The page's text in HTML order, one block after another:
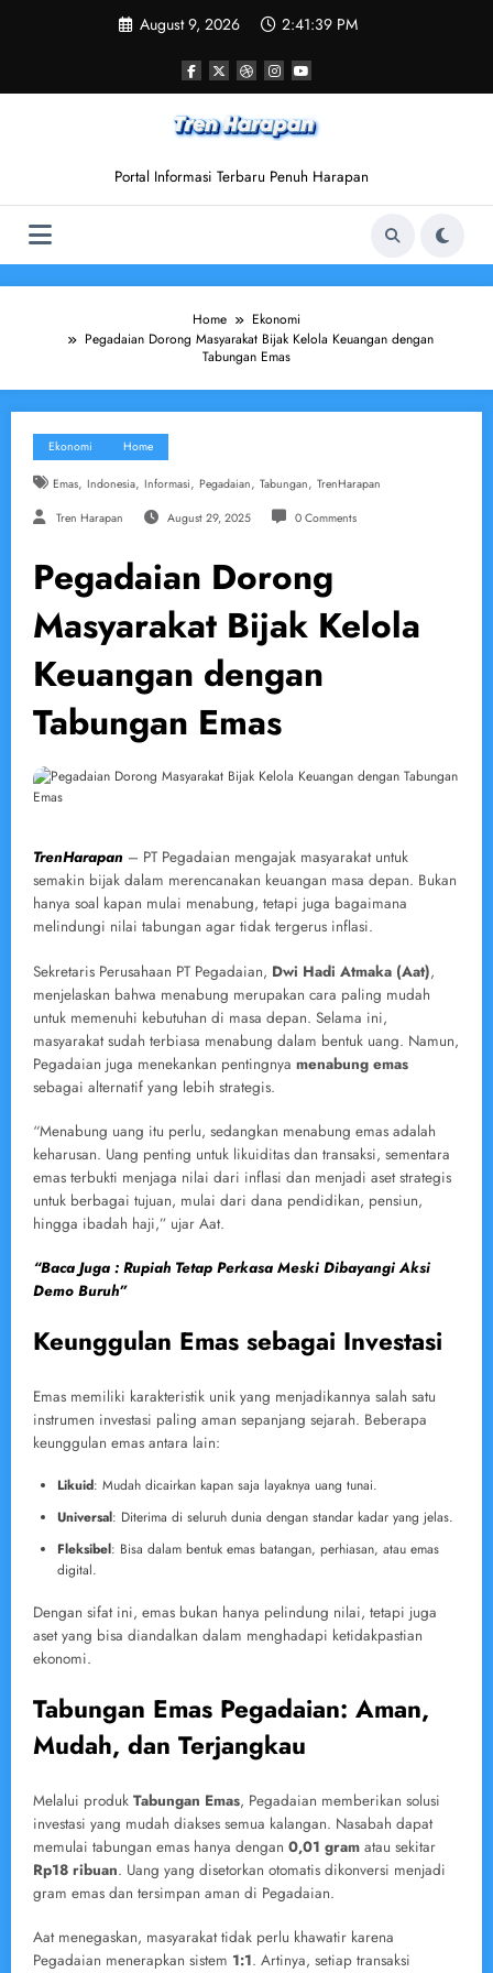
August 9, 2026 2:41:40 PM
Portal Informasi Terbaru Penuh Harapan
Home
Ekonomi
Pegadaian Dorong Masyarakat Bijak Kelola Keuangan dengan
Tabungan Emas
Ekonomi Home
Emas, Indonesia, Informasi, Pegadaian, Tabungan, TrenHarapan
Tren Harapan August 29, 2025 0 Comments
Pegadaian Dorong
Masyarakat Bijak Kelola
Keuangan dengan
Tabungan Emas
TrenHarapan – PT Pegadaian mengajak masyarakat untuk
semakin bijak dalam merencanakan keuangan masa depan. Bukan
hanya soal kapan mulai menabung, tetapi juga bagaimana
melindungi nilai tabungan agar tidak tergerus inflasi.
Sekretaris Perusahaan PT Pegadaian, Dwi Hadi Atmaka (Aat),
menjelaskan bahwa menabung merupakan cara paling mudah
untuk memenuhi kebutuhan di masa depan. Selama ini,
masyarakat sudah terbiasa menabung dalam bentuk uang. Namun,
Pegadaian juga menekankan pentingnya menabung emas
sebagai alternatif yang lebih strategis.
“Menabung uang itu perlu, sedangkan menabung emas adalah
keharusan. Uang penting untuk likuiditas dan transaksi, sementara
emas terbukti menjaga nilai dari inflasi dan menjadi aset strategis
untuk berbagai tujuan, mulai dari dana pendidikan, pensiun,
hingga ibadah haji,” ujar Aat.
“Baca Juga : Rupiah Tetap Perkasa Meski Dibayangi Aksi
Demo Buruh”
Keunggulan Emas sebagai Investasi
Emas memiliki karakteristik unik yang menjadikannya salah satu
instrumen investasi paling aman sepanjang sejarah. Beberapa
keunggulan emas antara lain:
Likuid: Mudah dicairkan kapan saja layaknya uang tunai.
Universal: Diterima di seluruh dunia dengan standar kadar yang jelas.
Fleksibel: Bisa dalam bentuk emas batangan, perhiasan, atau emas
digital.
Dengan sifat ini, emas bukan hanya pelindung nilai, tetapi juga
aset yang bisa diandalkan dalam menghadapi ketidakpastian
ekonomi.
Tabungan Emas Pegadaian: Aman,
Mudah, dan Terjangkau
Melalui produk Tabungan Emas, Pegadaian memberikan solusi
investasi yang mudah diakses semua kalangan. Nasabah dapat
memulai tabungan emas hanya dengan 0,01 gram atau sekitar
Rp18 ribuan. Uang yang disetorkan otomatis dikonversi menjadi
gram emas dan tersimpan aman di Pegadaian.
Aat menegaskan, masyarakat tidak perlu khawatir karena
Pegadaian menerapkan sistem 1:1. Artinya, setiap transaksi